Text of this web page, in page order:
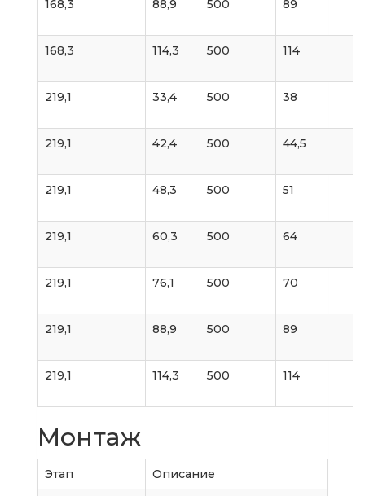
168,3 88,9 500 89
168,3 114,3 500 114
219,1 33,4 500 38
219,1 42,4 500 44,5
219,1 48,3 500 51
219,1 60,3 500 64
219,1 76,1 500 70
219,1 88,9 500 89
219,1 114,3 500 114
Монтаж
Этап Описание